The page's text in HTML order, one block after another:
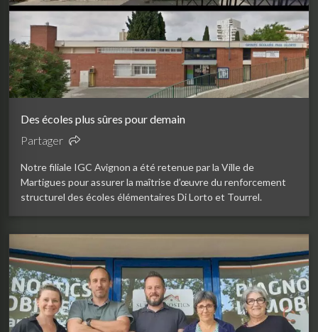
Des écoles plus sûres pour demain
Partager
Notre filiale IGC Avignon a été retenue par la Ville de
Martigues pour assurer la maîtrise d’œuvre du renforcement
structurel des écoles élémentaires Di Lorto et Tourrel.